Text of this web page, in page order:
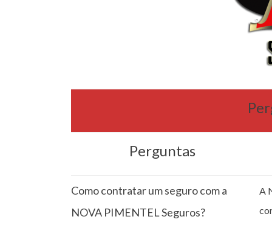
Perguntas
Como contratar um seguro com a
NOVA PIMENTEL Seguros?
A